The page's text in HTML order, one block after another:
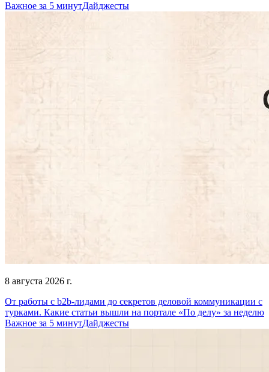
Важное за 5 минутДайджесты
8 августа 2026 г.
От работы с b2b-лидами до секретов деловой коммуникации с
турками. Какие статьи вышли на портале «По делу» за неделю
Важное за 5 минутДайджесты